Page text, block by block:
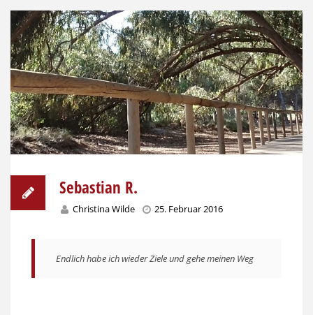
Sebastian R.
Christina Wilde 25. Februar 2016
Endlich habe ich wieder Ziele und gehe meinen Weg